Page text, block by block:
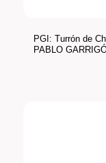
PGI: Turrón de
PABLO